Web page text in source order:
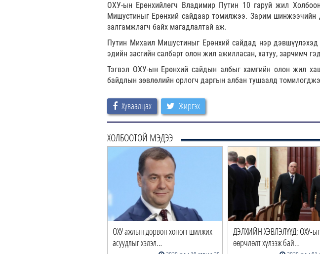
ОХУ-ын Ерөнхийлөгч Владимир Путин 10 гаруй жил
Мишустиныг Ерөнхий сайдаар томилжээ. Зарим
залгамжлагч байх магадлалтай аж.
Путин Михаил Мишустиныг Ерөнхий сайдад нэр дэвшүүлэхэд
эдийн засгийн салбарт олон жил ажилласан, хатуу, зарчимч
Тэгвэл ОХУ-ын Ерөнхий сайдын албыг хамгийн олон жил
байдлын зөвлөлийн орлогч даргын албан тушаалд
Хуваалцах Жиргэх
ХОЛБООТОЙ МЭДЭЭ
ОХУ ажлын дөрвөн хоногт шилжих
асуудлыг хэлэл…
ДЭЛХИЙН ХЭВЛЭЛҮҮД: ОХУ-ыг
өөрчлөлт хүлээж бай…